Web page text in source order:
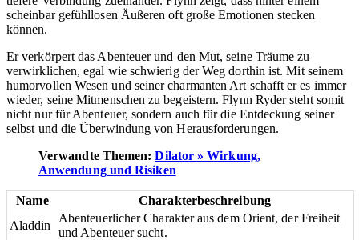
scheinbar gefühllosen Äußeren oft große Emotionen stecken
können.
Er verkörpert das Abenteuer und den Mut, seine Träume zu
verwirklichen, egal wie schwierig der Weg dorthin ist. Mit seinem
humorvollen Wesen und seiner charmanten Art schafft er es immer
wieder, seine Mitmenschen zu begeistern. Flynn Ryder steht somit
nicht nur für Abenteuer, sondern auch für die Entdeckung seiner
selbst und die Überwindung von Herausforderungen.
Verwandte Themen:Dilator » Wirkung,
Anwendung und Risiken
Name
Charakterbeschreibung
Aladdin
Abenteuerlicher Charakter aus dem Orient, der Freiheit
und Abenteuer sucht.